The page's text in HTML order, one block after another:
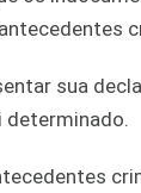
sua
determinado.